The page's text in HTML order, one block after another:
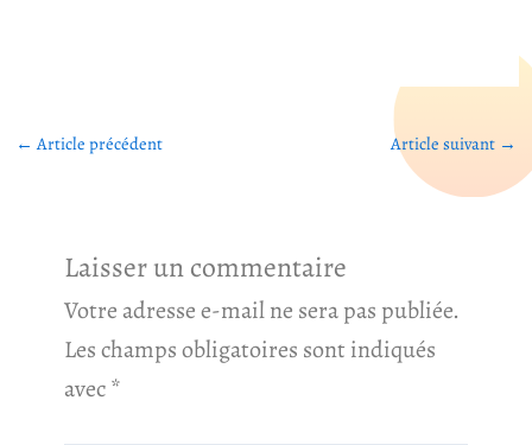
← Article précédent Article suivant →
Laisser un commentaire
Votre adresse e-mail ne sera pas publiée.
Les champs obligatoires sont indiqués
avec*